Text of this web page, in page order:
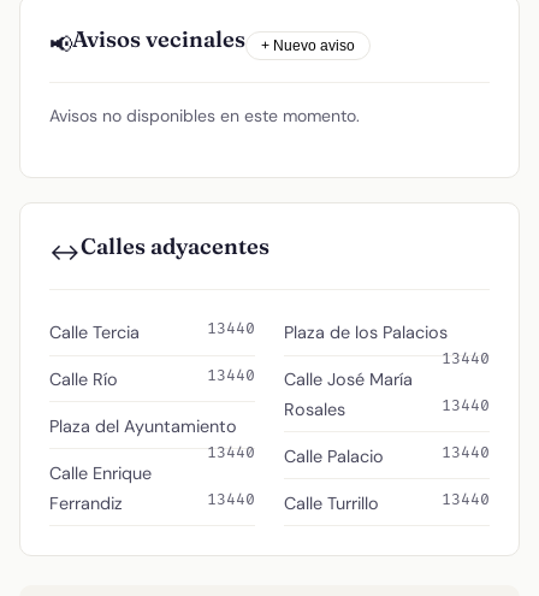
📢Avisos vecinales + Nuevo aviso
Avisos no disponibles en este momento.
↔️Calles adyacentes
Calle Tercia 13440
Calle Río 13440
Plaza del Ayuntamiento
13440
Calle Enrique
Ferrandiz
13440
Plaza de los Palacios
13440
Calle José María
Rosales
13440
Calle Palacio 13440
Calle Turrillo 13440